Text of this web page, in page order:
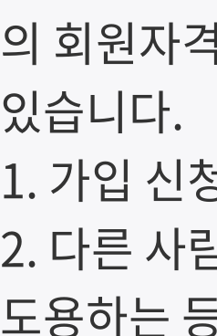
의 회원자
있습니다.
1. 가입 신
2. 다른 사
도용하는